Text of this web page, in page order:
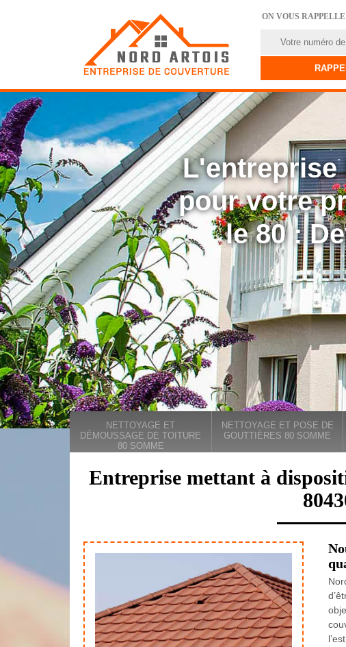
ON VOUS
L'entreprise
pour votre
le 80 :
NETTOYAGE ET
DÉMOUSSAGE DE TOITURE
80 SOMME
NETTOYAGE ET POSE DE
GOUTTIÈRES 80 SOMME
Entreprise mettant à